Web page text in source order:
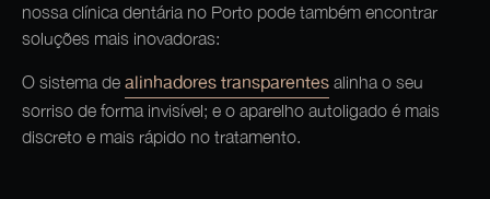
nossa clínica dentária no Porto pode também encontrar
soluções mais inovadoras:
O sistema de alinhadores transparentes alinha o seu
sorriso de forma invisível; e o aparelho autoligado é mais
discreto e mais rápido no tratamento.